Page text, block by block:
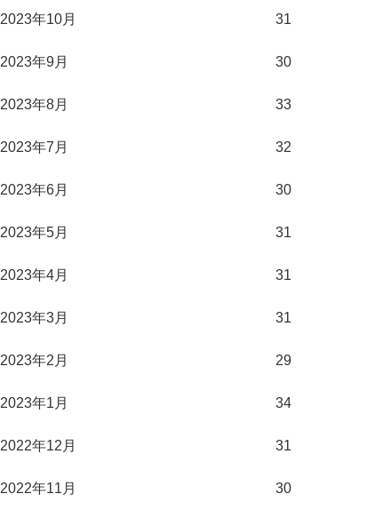
2023年10月 31
2023年9月 30
2023年8月 33
2023年7月 32
2023年6月 30
2023年5月 31
2023年4月 31
2023年3月 31
2023年2月 29
2023年1月 34
2022年12月 31
2022年11月 30